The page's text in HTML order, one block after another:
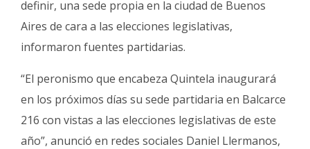
definir, una sede propia en la ciudad de Buenos
Aires de cara a las elecciones legislativas,
informaron fuentes partidarias.
“El peronismo que encabeza Quintela inaugurará
en los próximos días su sede partidaria en Balcarce
216 con vistas a las elecciones legislativas de este
año”, anunció en redes sociales Daniel Llermanos,